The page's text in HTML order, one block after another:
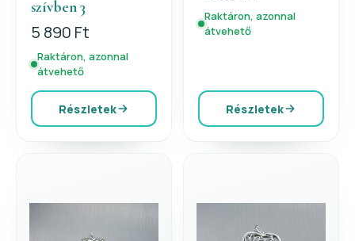
szívben 3
5 890 Ft
Raktáron, azonnal
átvehető
Részletek
Raktáron, azonnal
átvehető
Részletek